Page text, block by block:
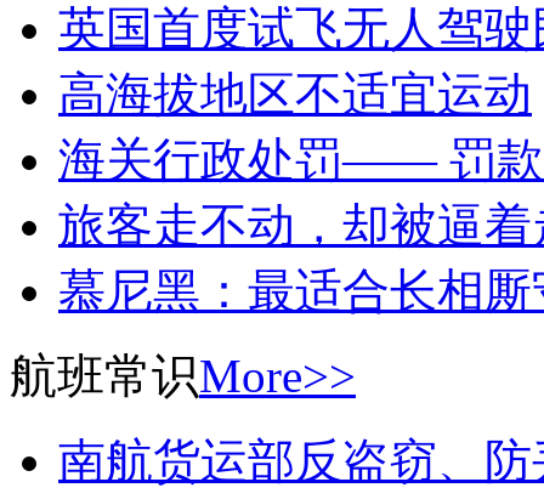
英国首度试飞无人驾
高海拔地区不适宜运动
海关行政处罚—— 罚款
旅客走不动，却被逼着
慕尼黑：最适合长相
航班常识More>>
南航货运部反盗窃、